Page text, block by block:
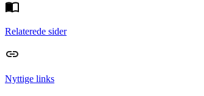
Relaterede sider
Nyttige links